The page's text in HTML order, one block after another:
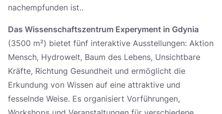
nachempfunden ist..
Das Wissenschaftszentrum Experyment in Gdynia
(3500 m²) bietet fünf interaktive Ausstellungen: Aktion
Mensch, Hydrowelt, Baum des Lebens, Unsichtbare
Kräfte, Richtung Gesundheit und ermöglicht die
Erkundung von Wissen auf eine attraktive und
fesselnde Weise. Es organisiert Vorführungen,